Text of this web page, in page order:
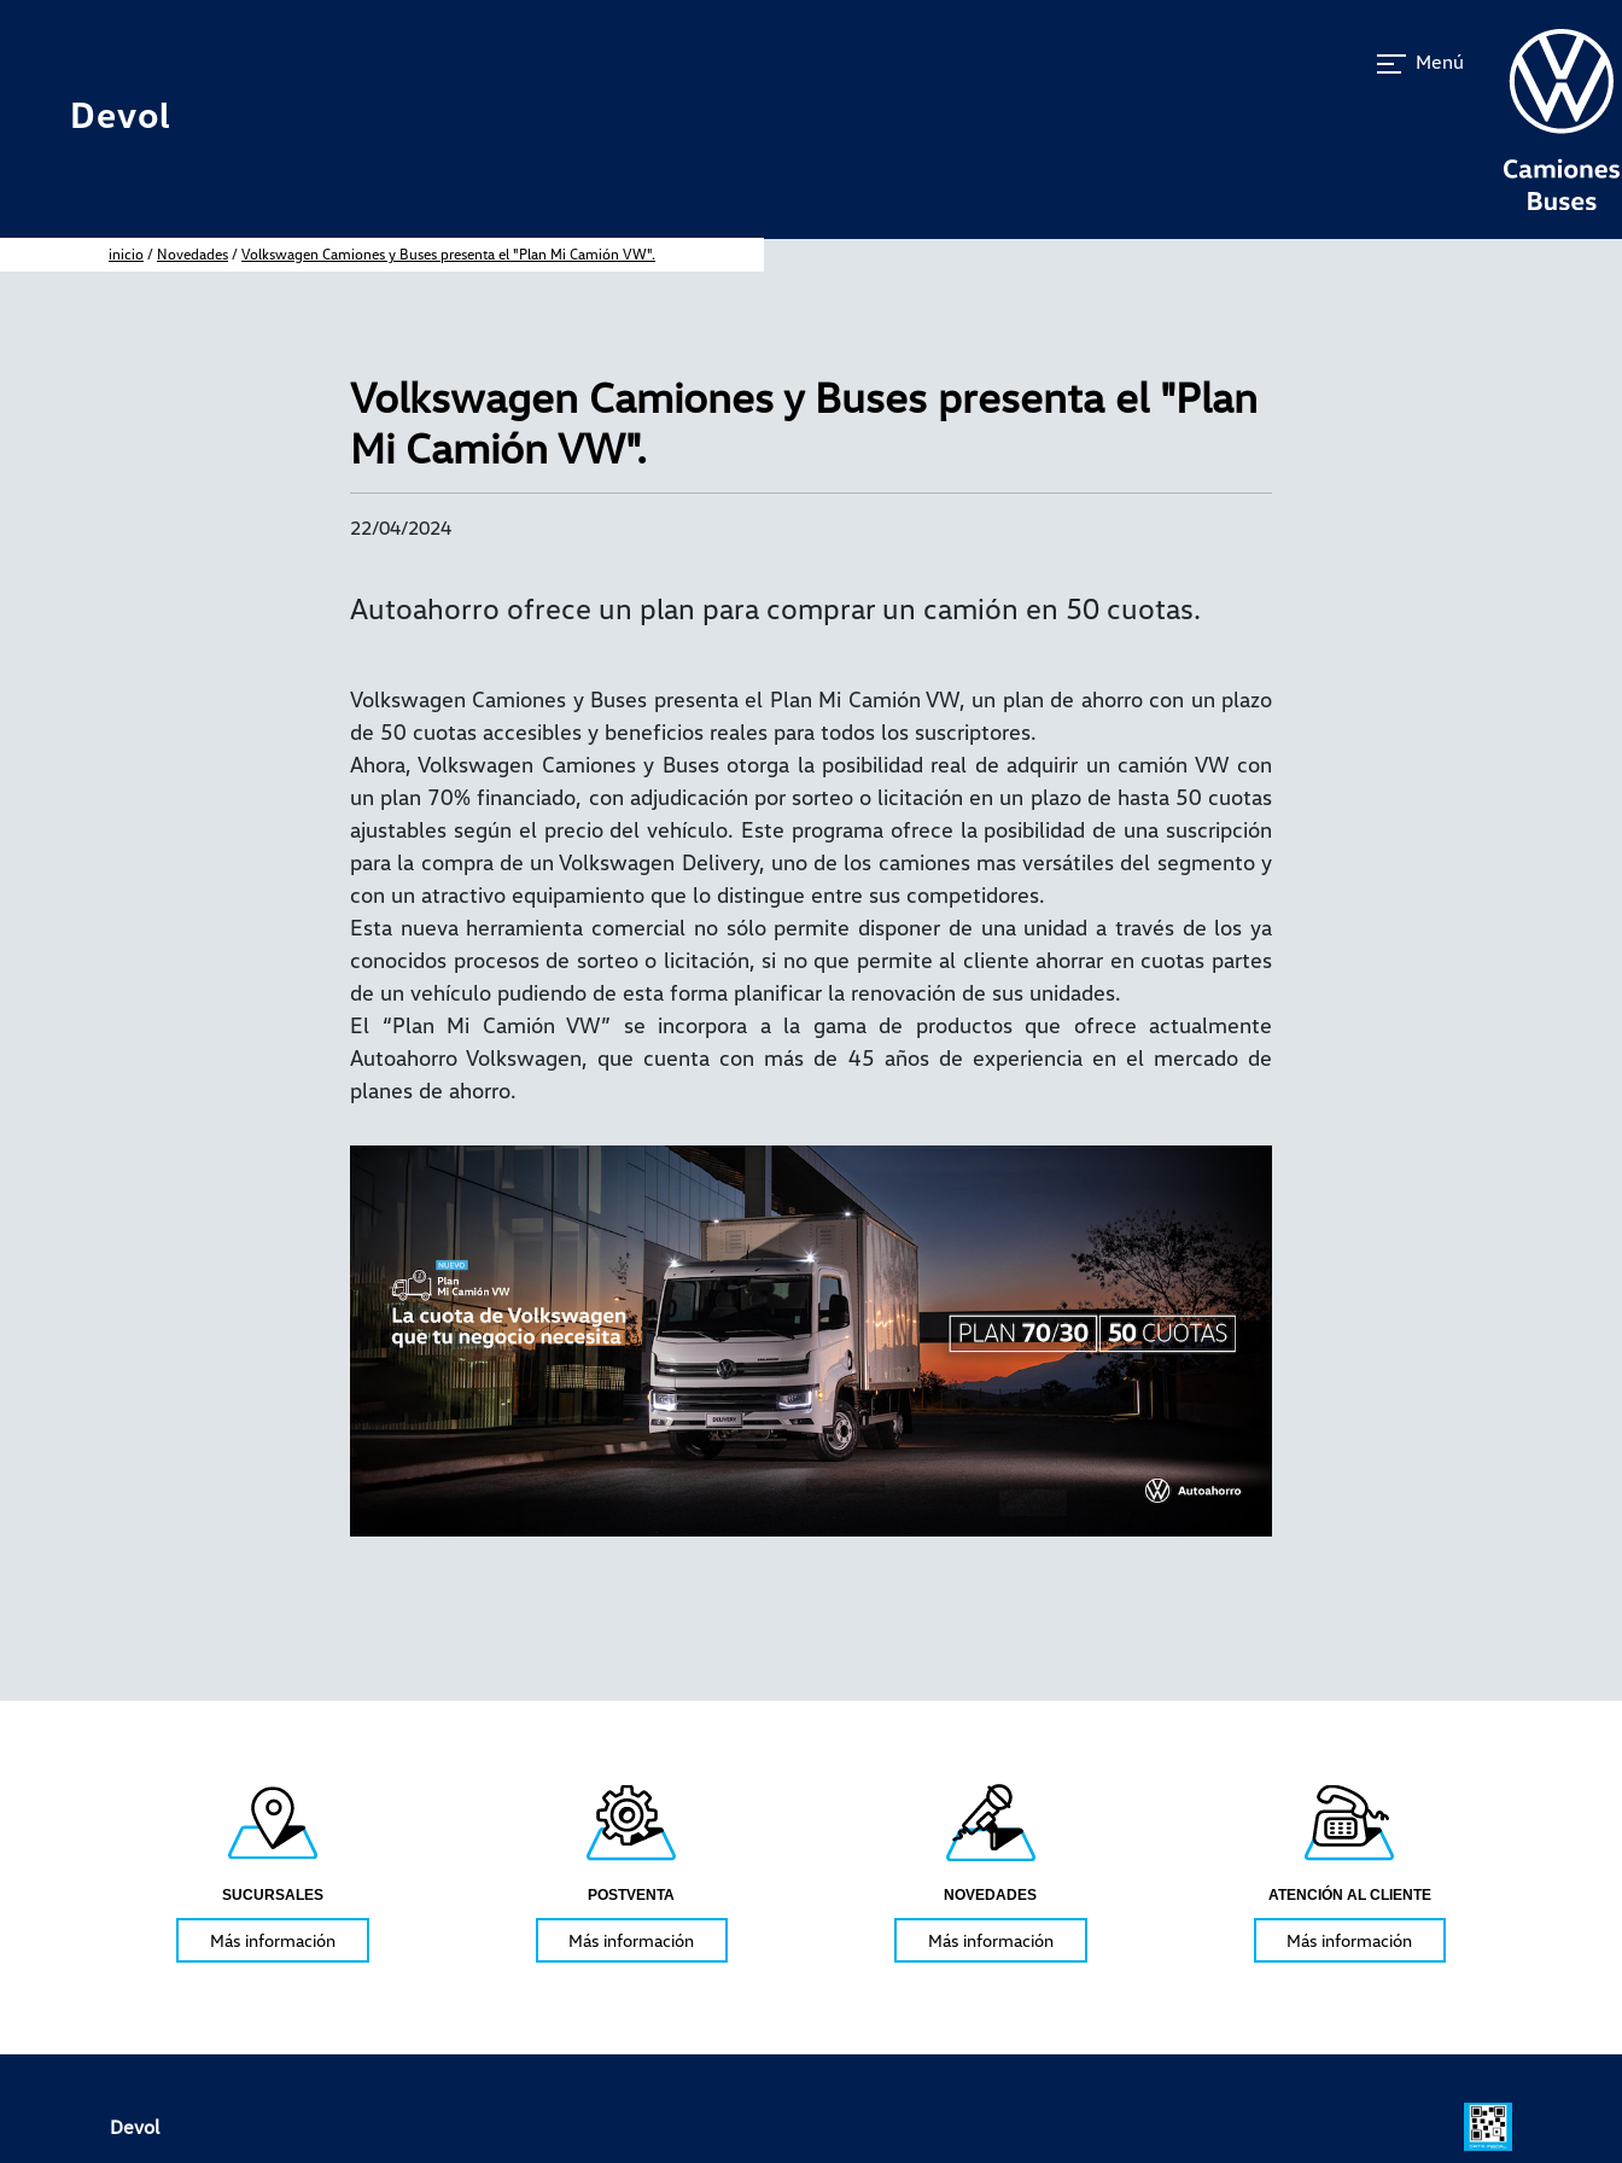
Devol
Menú
inicio / Novedades / Volkswagen Camiones y Buses presenta el "Plan Mi Camión VW".
Volkswagen Camiones y Buses presenta el "Plan
Mi Camión VW".
22/04/2024
Autoahorro ofrece un plan para comprar un camión en 50 cuotas.
Volkswagen Camiones y Buses presenta el Plan Mi Camión VW, un plan de ahorro con un plazo
de 50 cuotas accesibles y beneficios reales para todos los suscriptores.
Ahora, Volkswagen Camiones y Buses otorga la posibilidad real de adquirir un camión VW con
un plan 70% financiado, con adjudicación por sorteo o licitación en un plazo de hasta 50 cuotas
ajustables según el precio del vehículo. Este programa ofrece la posibilidad de una suscripción
para la compra de un Volkswagen Delivery, uno de los camiones mas versátiles del segmento y
con un atractivo equipamiento que lo distingue entre sus competidores.
Esta nueva herramienta comercial no sólo permite disponer de una unidad a través de los ya
conocidos procesos de sorteo o licitación, si no que permite al cliente ahorrar en cuotas partes
de un vehículo pudiendo de esta forma planificar la renovación de sus unidades.
El “Plan Mi Camión VW” se incorpora a la gama de productos que ofrece actualmente
Autoahorro Volkswagen, que cuenta con más de 45 años de experiencia en el mercado de
planes de ahorro.
SUCURSALES
Más información
POSTVENTA
Más información
NOVEDADES
Más información
ATENCIÓN AL CLIENTE
Más información
Devol